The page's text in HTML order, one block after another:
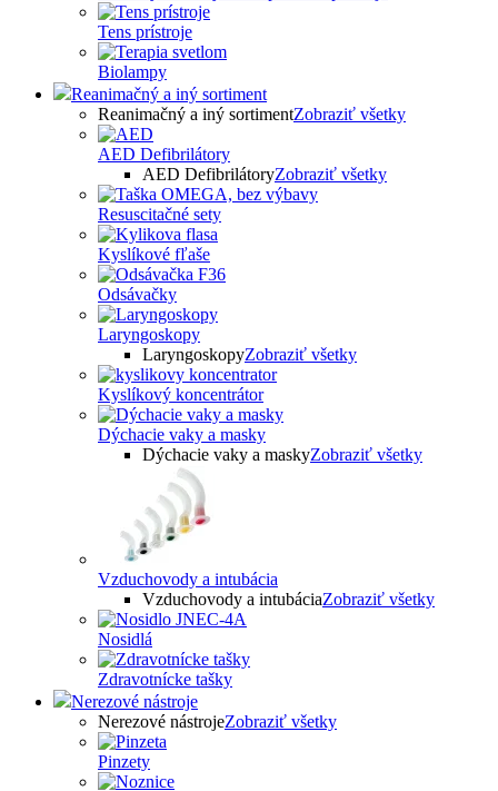
Tens prístroje
Biolampy
Reanimačný a iný sortiment
Reanimačný a iný sortimentZobraziť všetky
AED Defibrilátory
AED DefibrilátoryZobraziť všetky
Resuscitačné sety
Kyslíkové fľaše
Odsávačky
Laryngoskopy
LaryngoskopyZobraziť všetky
Kyslíkový koncentrátor
Dýchacie vaky a masky
Dýchacie vaky a maskyZobraziť všetky
Vzduchovody a intubácia
Vzduchovody a intubáciaZobraziť všetky
Nosidlá
Zdravotnícke tašky
Nerezové nástroje
Nerezové nástrojeZobraziť všetky
Pinzety